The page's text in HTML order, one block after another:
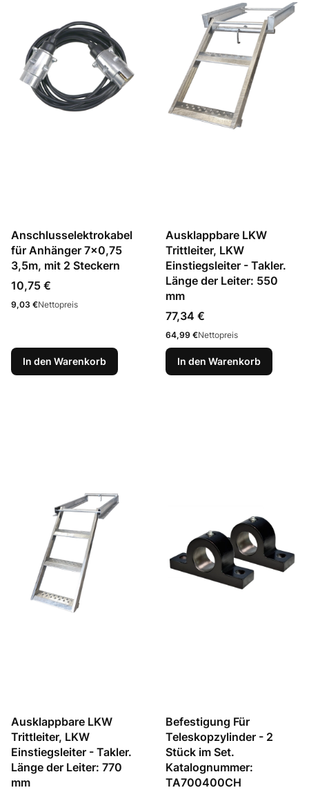
Anschlusselektrokabel
für Anhänger 7x0,75
3,5m, mit 2 Steckern
Preis
10,75 €
Preis
9,03 €Nettopreis
In den Warenkorb
Ausklappbare LKW
Trittleiter, LKW
Einstiegsleiter - Takler.
Länge der Leiter: 550
mm
Preis
77,34 €
Preis
64,99 €Nettopreis
In den Warenkorb
Ausklappbare LKW
Trittleiter, LKW
Einstiegsleiter - Takler.
Länge der Leiter: 770
mm
Befestigung Für
Teleskopzylinder - 2
Stück im Set.
Katalognummer:
TA700400CH